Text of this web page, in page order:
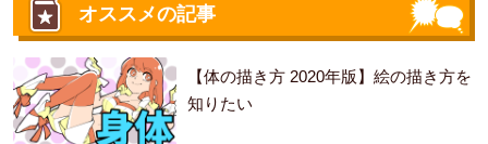
オススメの記事
【体の描き方 2020年版】絵の描き方を
知りたい